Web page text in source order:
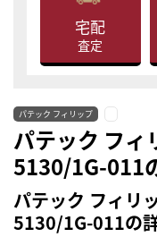
宅配
査定
パテック フィリップ
パテック フィ
5130/1G-011
パテック フィリ
5130/1G-011の